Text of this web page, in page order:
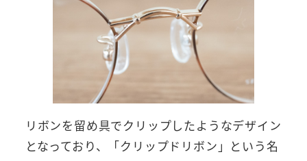
リボンを留め具でクリップしたようなデザイン
となっており、「クリップドリボン」という名